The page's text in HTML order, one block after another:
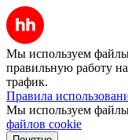
Мы используем файлы
правильную работу
трафик.
Правила
Мы используем
файлов cookie